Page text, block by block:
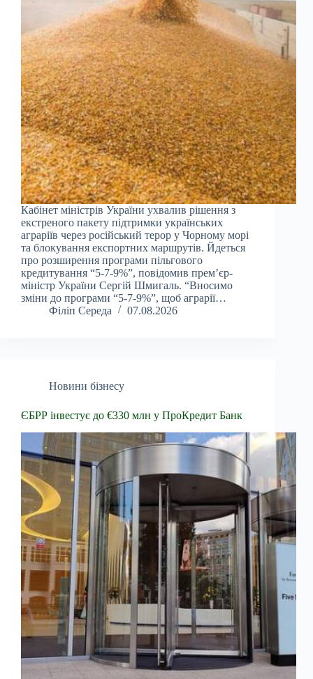
Кабінет міністрів України ухвалив рішення з
екстреного пакету підтримки українських
аграріїв через російський терор у Чорному морі
та блокування експортних маршрутів. Йдеться
про розширення програми пільгового
кредитування “5-7-9%”, повідомив прем’єр-
міністр України Сергій Шмигаль. “Вносимо
зміни до програми “5-7-9%”, щоб аграрії…
Філіп Середа
07.08.2026
Новини бізнесу
ЄБРР інвестує до €330 млн у ПроКредит Банк